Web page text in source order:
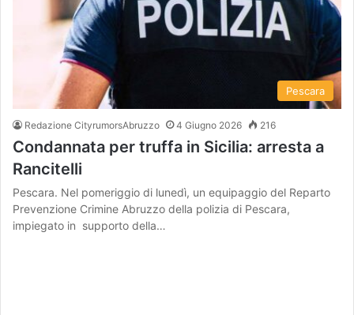
Pescara
Redazione CityrumorsAbruzzo 4 Giugno 2026 216
Condannata per truffa in Sicilia: arresta a
Rancitelli
Pescara. Nel pomeriggio di lunedì, un equipaggio del Reparto
Prevenzione Crimine Abruzzo della polizia di Pescara,
impiegato in supporto della…